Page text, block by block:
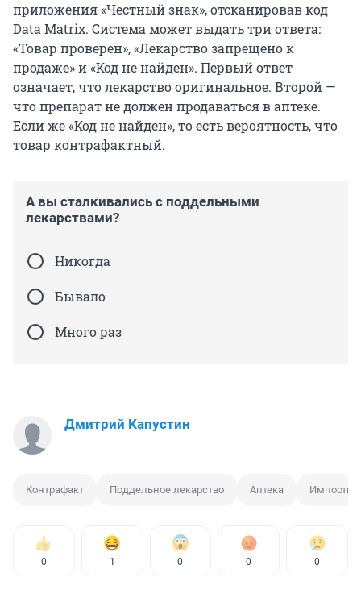
приложения «Честный знак», отсканировав код
Data Matrix. Система может выдать три ответа:
«Товар проверен», «Лекарство запрещено к
продаже» и «Код не найден». Первый ответ
означает, что лекарство оригинальное. Второй —
что препарат не должен продаваться в аптеке.
Если же «Код не найден», то есть вероятность, что
товар контрафактный.
А вы сталкивались с поддельными
лекарствами?
Никогда
Бывало
Много раз
Дмитрий Капустин
Контрафакт Поддельное лекарство Аптека
0 1 0 0 0